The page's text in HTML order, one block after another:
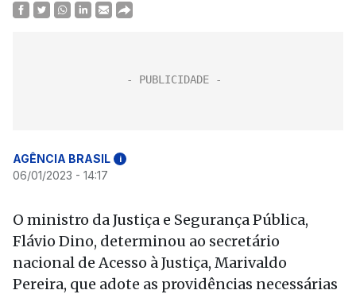
AGÊNCIA BRASIL i
06/01/2023 - 14:17
O ministro da Justiça e Segurança Pública,
Flávio Dino, determinou ao secretário
nacional de Acesso à Justiça, Marivaldo
Pereira, que adote as providências necessárias